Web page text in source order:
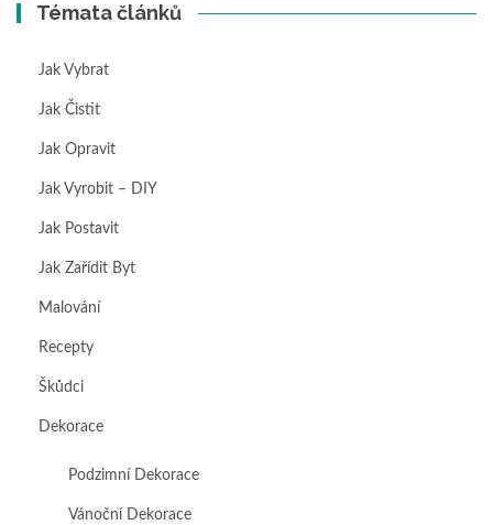
Témata článků
Jak Vybrat
Jak Čistit
Jak Opravit
Jak Vyrobit – DIY
Jak Postavit
Jak Zařídit Byt
Malování
Recepty
Škůdci
Dekorace
Podzimní Dekorace
Vánoční Dekorace